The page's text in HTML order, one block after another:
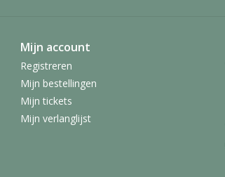
Mijn account
Registreren
Mijn bestellingen
Mijn tickets
Mijn verlanglijst